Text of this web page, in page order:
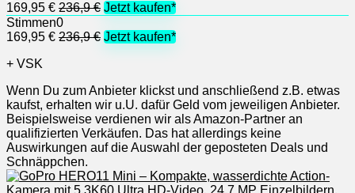
169,95 € 236,9 € Jetzt kaufen*
Stimmen0
169,95 € 236,9 € Jetzt kaufen*
+ VSK
Wenn Du zum Anbieter klickst und anschließend z.B. etwas
kaufst, erhalten wir u.U. dafür Geld vom jeweiligen Anbieter.
Beispielsweise verdienen wir als Amazon-Partner an
qualifizierten Verkäufen. Das hat allerdings keine
Auswirkungen auf die Auswahl der geposteten Deals und
Schnäppchen.